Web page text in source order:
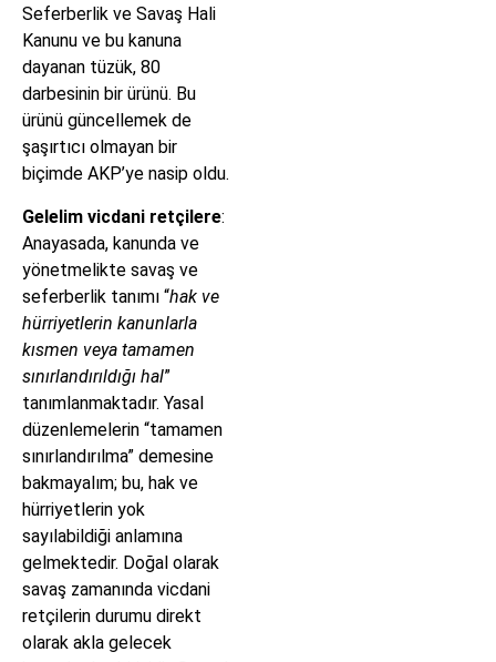
Seferberlik ve Savaş Hali
Kanunu ve bu kanuna
dayanan tüzük, 80
darbesinin bir ürünü. Bu
ürünü güncellemek de
şaşırtıcı olmayan bir
biçimde AKP’ye nasip oldu.
Gelelim vicdani retçilere:
Anayasada, kanunda ve
yönetmelikte savaş ve
seferberlik tanımı “hak ve
hürriyetlerin kanunlarla
kısmen veya tamamen
sınırlandırıldığı hal”
tanımlanmaktadır. Yasal
düzenlemelerin “tamamen
sınırlandırılma” demesine
bakmayalım; bu, hak ve
hürriyetlerin yok
sayılabildiği anlamına
gelmektedir. Doğal olarak
savaş zamanında vicdani
retçilerin durumu direkt
olarak akla gelecek